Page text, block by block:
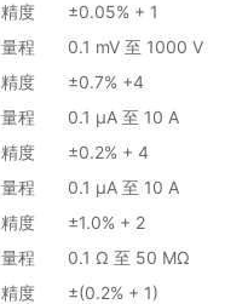
精度
±0.05% + 1
量程
0.1 mV 至 1000 V
精度
±0.7% +4
量程
0.1 μA 至 10 A
精度
±0.2% + 4
量程
0.1 μA 至 10 A
精度
±1.0% + 2
量程
0.1 Ω 至 50 MΩ
精度
±(0.2% + 1)